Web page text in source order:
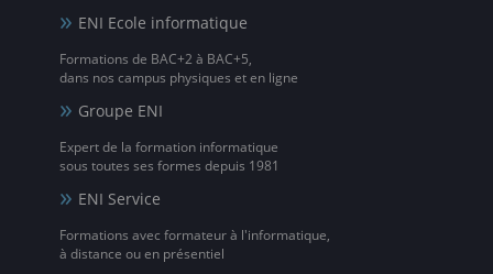
ENI Ecole informatique
Formations de BAC+2 à BAC+5,
dans nos campus physiques et en ligne
Groupe ENI
Expert de la formation informatique
sous toutes ses formes depuis 1981
ENI Service
Formations avec formateur à l'informatique,
à distance ou en présentiel